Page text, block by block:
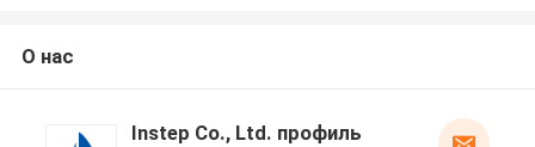
О нас
Instep Co., Ltd. профиль